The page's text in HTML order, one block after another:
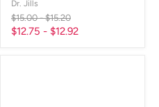
Dr. Jills
Prix
d'origine
$15.00-Prix
d'origine
$15.20
$12.75 - $12.92